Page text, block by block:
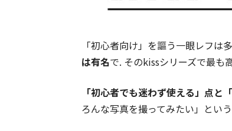
「初心者向け」を謳う一眼レフは
は有名で. そのkissシリーズで最も
「初心者でも迷わず使える」点と
ろんな写真を撮ってみたい」とい